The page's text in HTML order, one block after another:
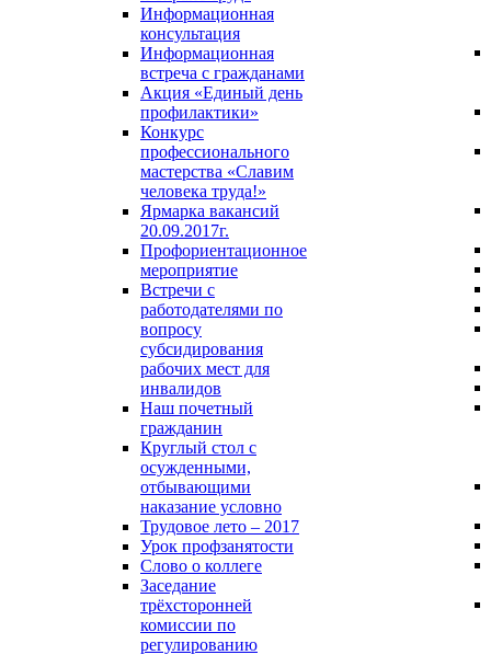
Информационная
консультация
Информационная
встреча с гражданами
Акция «Единый день
профилактики»
Конкурс
профессионального
мастерства «Славим
человека труда!»
Ярмарка вакансий
20.09.2017г.
Профориентационное
мероприятие
Встречи с
работодателями по
вопросу
субсидирования
рабочих мест для
инвалидов
Наш почетный
гражданин
Круглый стол с
осужденными,
отбывающими
наказание условно
Трудовое лето – 2017
Урок профзанятости
Слово о коллеге
Заседание
трёхсторонней
комиссии по
регулированию